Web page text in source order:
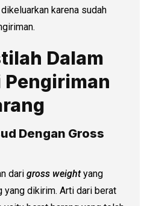
karena sudah
Dalam
Pengiriman
Dengan Gross
dari gross weightyang
yang dikirim. Arti dari berat